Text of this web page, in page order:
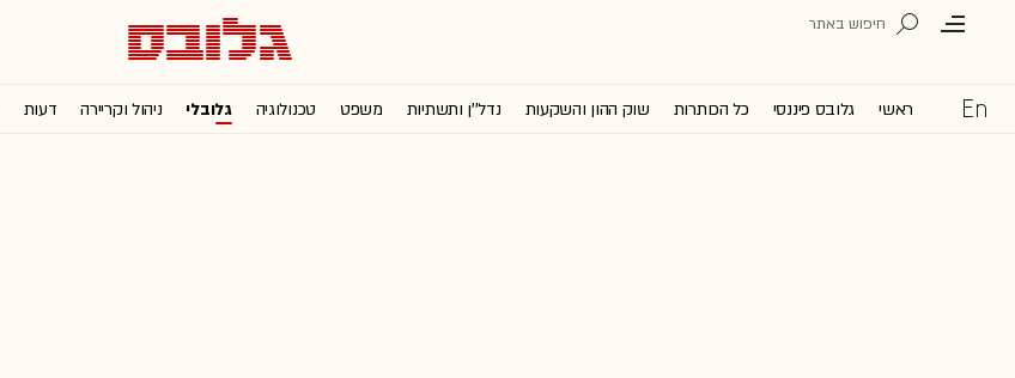
ראשי גלובס פיננסי כל הכותרות שוק ההון והשקעות נדל''ן ותשתיות משפט טכנולוגיה גלובלי ניהול וקריירה דעות